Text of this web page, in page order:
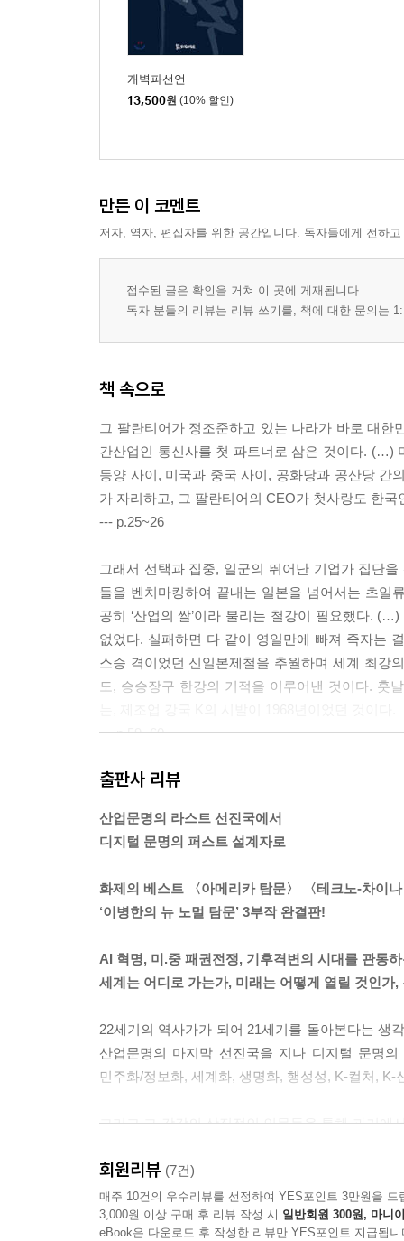
개벽파선언
13,500원 (10% 할인)
만든 이 코멘트
저자, 역자, 편집자를 위한 공간입니다. 독자들에게 전하
접수된 글은 확인을 거쳐 이 곳에 게재됩니다.
독자 분들의 리뷰는 리뷰 쓰기를, 책에 대한 문의는
책 속으로
그 팔란티어가 정조준하고 있는 나라가 바로 대
간산업인 통신사를 첫 파트너로 삼은 것이다. (…)
동양 사이, 미국과 중국 사이, 공화당과 공산당 간
가 자리하고, 그 팔란티어의 CEO가 첫사랑도 한
--- p.25~26
그래서 선택과 집중, 일군의 뛰어난 기업가 집단
들을 벤치마킹하여 끝내는 일본을 넘어서는 초일
공히 ‘산업의 쌀’이라 불리는 철강이 필요했다.
없었다. 실패하면 다 같이 영일만에 빠져 죽자는
스승 격이었던 신일본제철을 추월하며 세계 최강
도, 승승장구 한강의 기적을 이루어낸 것이다. 훗
--- p.59~60
나라 전체를 삽시간에 월드와이드웹(www)의 그
서 백 배가 늘어난 것이다. 영국도 프랑스도 네티
으로 극복해낸 것이다. (…) 공장이 텅텅 빈 미국에
웨어를 만들어냈다. 눈떠보니 선진국이 된 것이
다.
[김우중이] 세계경영을 공식화한 해가 1993년이
의 세계화는 경영활동의 현지화와 쌍을 이룬다.
면 한국에 매우 유리한 환경이라는 것이다. 다들
단 20년 만에 후진국에서 중진국으로 도약한 생
돌아보면 [김지하는] 출옥 이후 1981년 로터스상
전 지구적 차원에서 당대를 조망했다. 자유주의
출판사 리뷰
산업문명의 라스트 선진국에서
디지털 문명의 퍼스트 설계자로
화제의 베스트 〈아메리카 탐문〉 〈테크노-차이
‘이병한의 뉴 노멀 탐문’ 3부작 완결판!
AI 혁명, 미.중 패권전쟁, 기후격변의 시대를 관통
세계는 어디로 가는가, 미래는 어떻게 열릴 것인가
22세기의 역사가가 되어 21세기를 돌아본다는 생
산업문명의 마지막 선진국을 지나 디지털 문명
민주화/정보화, 세계화, 생명화, 행성성, K-컬처, K-
그리고 그 각각의 상징적인 인물들을 통해 과거에
소환하여 재구성하고 미래를 예견한다.
퍼스트 코리아- 한국을 제국으로 만든 일곱 개의 별
회원리뷰 (7건)
매주 10건의 우수리뷰를 선정하여 YES포인트 3만원을 드
3,000원 이상 구매 후 리뷰 작성 시 일반회원 300원, 마니
eBook은 다운로드 후 작성한 리뷰만 YES포인트 지급됩니